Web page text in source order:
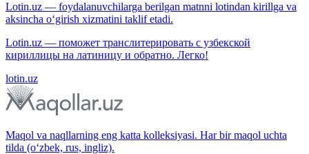
Lotin.uz — foydalanuvchilarga berilgan matnni lotindan kirillga va
aksincha o‘girish xizmatini taklif etadi.
Lotin.uz — поможет транслитерировать с узбекской
кириллицы на латиницу и обратно. Легко!
lotin.uz
Maqol va naqllarning eng katta kolleksiyasi. Har bir maqol uchta
tilda (o‘zbek, rus, ingliz).